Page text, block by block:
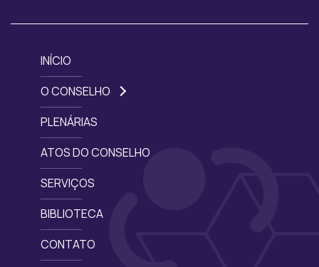
INÍCIO
O CONSELHO
PLENÁRIAS
ATOS DO CONSELHO
SERVIÇOS
BIBLIOTECA
CONTATO